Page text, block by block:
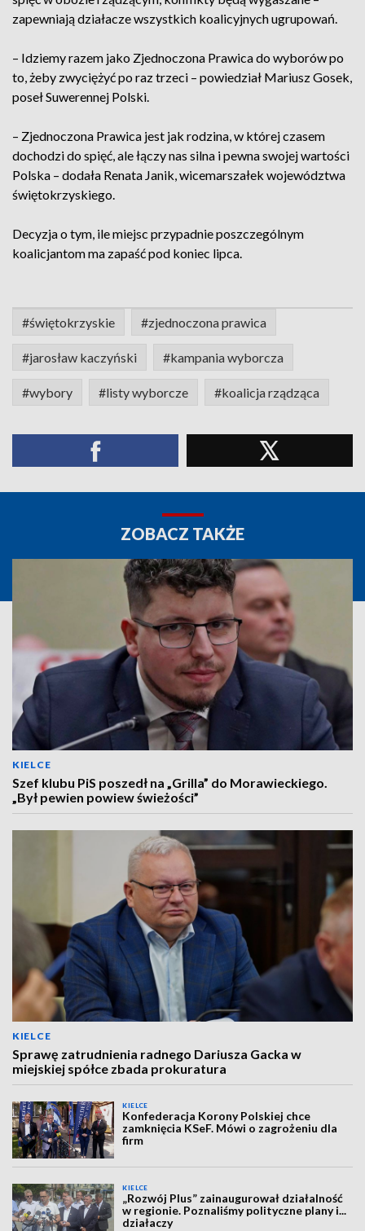
zapewniają działacze wszystkich koalicyjnych ugrupowań.
– Idziemy razem jako Zjednoczona Prawica do wyborów po
to, żeby zwyciężyć po raz trzeci – powiedział Mariusz Gosek,
poseł Suwerennej Polski.
– Zjednoczona Prawica jest jak rodzina, w której czasem
dochodzi do spięć, ale łączy nas silna i pewna swojej wartości
Polska – dodała Renata Janik, wicemarszałek województwa
świętokrzyskiego.
Decyzja o tym, ile miejsc przypadnie poszczególnym
koalicjantom ma zapaść pod koniec lipca.
#świętokrzyskie #zjednoczona prawica
#jarosław kaczyński #kampania wyborcza
#wybory #listy wyborcze #koalicja rządząca
ZOBACZ TAKŻE
KIELCE
Szef klubu PiS poszedł na „Grilla” do Morawieckiego.
„Był pewien powiew świeżości”
KIELCE
Sprawę zatrudnienia radnego Dariusza Gacka w
miejskiej spółce zbada prokuratura
KIELCE
Konfederacja Korony Polskiej chce
zamknięcia KSeF. Mówi o zagrożeniu dla
firm
KIELCE
„Rozwój Plus” zainaugurował działalność
w regionie. Poznaliśmy polityczne plany i...
działaczy